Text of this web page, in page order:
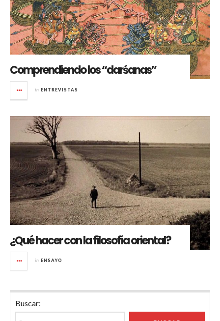
Comprendiendo los “darśanas”
in ENTREVISTAS
¿Qué hacer con la filosofía oriental?
in ENSAYO
Buscar: